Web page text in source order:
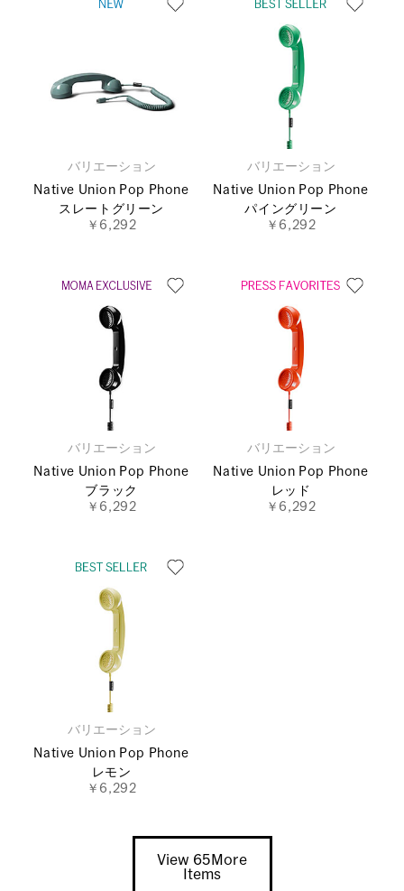
バリエーション
Native Union Pop Phone
スレートグリーン
￥6,292
バリエーション
Native Union Pop Phone
パイングリーン
￥6,292
バリエーション
Native Union Pop Phone
ブラック
￥6,292
バリエーション
Native Union Pop Phone
レッド
￥6,292
バリエーション
Native Union Pop Phone
レモン
￥6,292
View 65More
Items